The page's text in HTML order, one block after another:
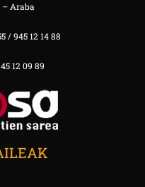
– Araba
/ 945 12 14 88
12 09 89